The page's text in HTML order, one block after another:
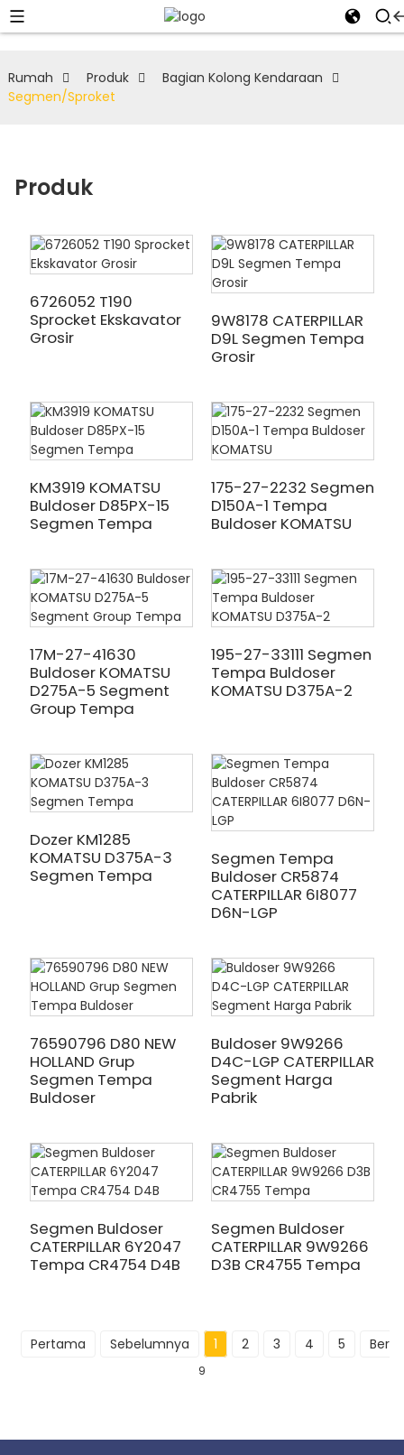
Rumah Produk
Bagian Kolong Kendaraan
Segmen/Sproket
Produk
6726052 T190
Sprocket Ekskavator
Grosir
9W8178 CATERPILLAR
D9L Segmen Tempa
Grosir
KM3919 KOMATSU
Buldoser D85PX-15
Segmen Tempa
175-27-2232 Segmen
D150A-1 Tempa
Buldoser KOMATSU
17M-27-41630
Buldoser KOMATSU
D275A-5 Segment
Group Tempa
195-27-33111 Segmen
Tempa Buldoser
KOMATSU D375A-2
Dozer KM1285
KOMATSU D375A-3
Segmen Tempa
Segmen Tempa
Buldoser CR5874
CATERPILLAR 6I8077
D6N-LGP
76590796 D80 NEW
HOLLAND Grup
Segmen Tempa
Buldoser
Buldoser 9W9266
D4C-LGP CATERPILLAR
Segment Harga
Pabrik
Segmen Buldoser
CATERPILLAR 6Y2047
Tempa CR4754 D4B
Segmen Buldoser
CATERPILLAR 9W9266
D3B CR4755 Tempa
Pertama Sebelumnya 1 2 3 4 5
9